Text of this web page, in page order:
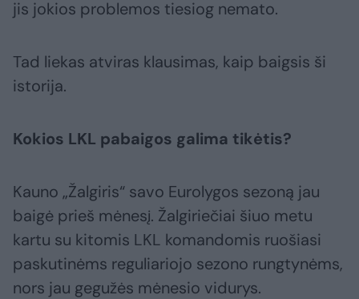
jis jokios problemos tiesiog nemato.
Tad liekas atviras klausimas, kaip baigsis ši
istorija.
Kokios LKL pabaigos galima tikėtis?
Kauno „Žalgiris“ savo Eurolygos sezoną jau
baigė prieš mėnesį. Žalgiriečiai šiuo metu
kartu su kitomis LKL komandomis ruošiasi
paskutinėms reguliariojo sezono rungtynėms,
nors jau gegužės mėnesio vidurys.